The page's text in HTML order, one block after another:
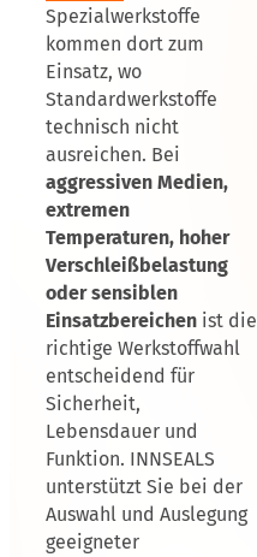
Spezialwerkstoffe
kommen dort zum
Einsatz, wo
Standardwerkstoffe
technisch nicht
ausreichen. Bei
aggressiven Medien,
extremen
Temperaturen, hoher
Verschleißbelastung
oder sensiblen
Einsatzbereichen ist die
richtige Werkstoffwahl
entscheidend für
Sicherheit,
Lebensdauer und
Funktion. INNSEALS
unterstützt Sie bei der
Auswahl und Auslegung
geeigneter